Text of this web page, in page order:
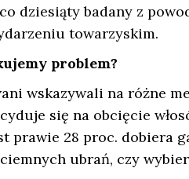
dziesiąty badany z
towarzyskim.
problem?
wskazywali na różne
się na obcięcie
prawie 28 proc. dobiera
ubrań, czy